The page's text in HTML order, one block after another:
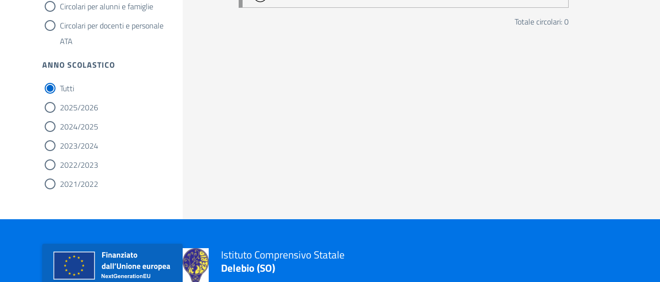
Circolari per alunni e famiglie
Circolari per docenti e personale
ATA
ANNO SCOLASTICO
Tutti
2025/2026
2024/2025
2023/2024
2022/2023
2021/2022
Totale circolari: 0
Istituto Comprensivo Statale
Delebio (SO)